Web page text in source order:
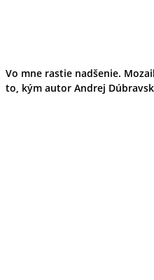
Vo mne rastie nadšenie.
to, kým autor Andrej